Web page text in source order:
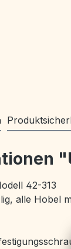
42-313
alle Hobel